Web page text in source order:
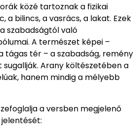
közé tartoznak a fizikai
a bilincs, a vasrács, a lakat. Ezek
szabadságtól való
A természet képei –
tágas tér – a szabadság, remény
Arany költészetében a
hanem mindig a mélyebb
a versben megjelenő